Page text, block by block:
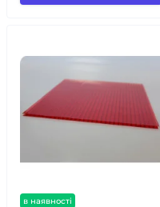
в наявності